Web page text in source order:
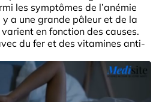
les symptômes de l’anémie
a une grande pâleur et de la
en fonction des causes.
du fer et des vitamines anti-